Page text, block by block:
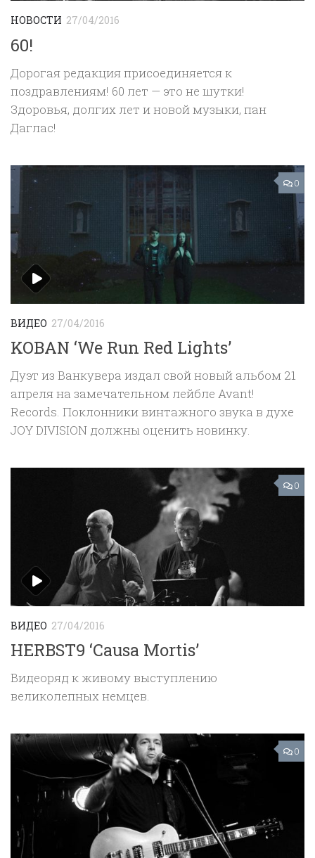
НОВОСТИ 27/04/2016
60!
Дорогая редакция присоединяется к
поздравлениям! 60 лет — это не шутки!
Здоровья, долгих лет и новой музыки, пан
Даглас!
0
ВИДЕО 27/04/2016
KOBAN ‘We Run Red Lights’
Дуэт из Ванкувера издал свой новый альбом 21
апреля на замечательном лейбле Avant!
Records. Поклонники винтажного звука в духе
JOY DIVISION должны оценить новинку.
0
ВИДЕО 27/04/2016
HERBST9 ‘Causa Mortis’
Видеоряд к живому выступлению
великолепных немцев.
0